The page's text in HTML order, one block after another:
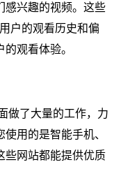
感兴趣的视频。这些
户的观看历史和偏
观看体验。
做了大量的工作，力
用的是智能手机、
些网站都能提供优质